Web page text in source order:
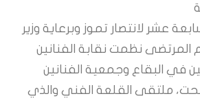
عشر لانتصار تموز وبرعاية وزير
المرتضى نظمت نقابة الفنانين
في البقاع وجمعية الفنانين
ملتقى القلعة الفني والذي